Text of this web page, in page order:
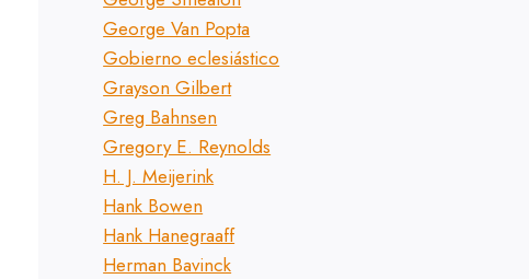
George Van Popta
Gobierno eclesiástico
Grayson Gilbert
Greg Bahnsen
Gregory E. Reynolds
H. J. Meijerink
Hank Bowen
Hank Hanegraaff
Herman Bavinck